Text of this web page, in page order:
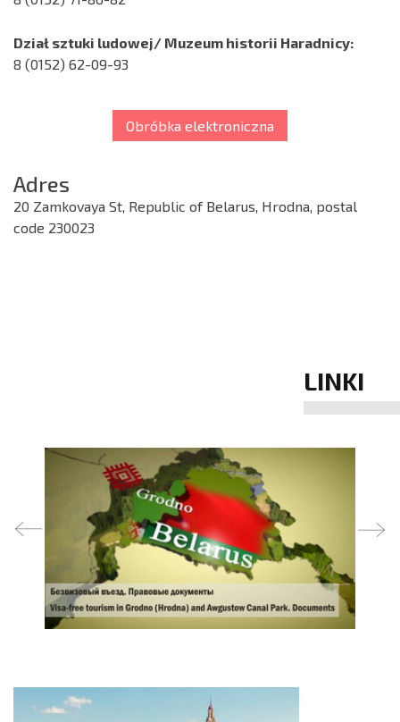
Dział sztuki ludowej/ Muzeum historii Haradnicy:
8 (0152) 62-09-93
Obróbka elektroniczna
Adres
20 Zamkovaya St, Republic of Belarus, Hrodna, postal
code 230023
LINKI
prev next